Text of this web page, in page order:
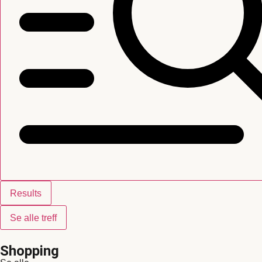
Results
Se alle treff
Shopping